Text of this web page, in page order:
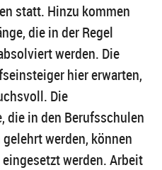
statt. Hinzu kommen
die in der Regel
werden. Die
hier erwarten,
Die
die in den Berufsschulen
werden, können
werden. Arbeit